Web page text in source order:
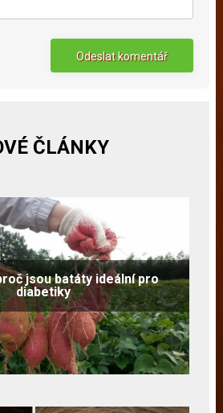
ČLÁNKY
jsou batáty ideální pro
diabetiky